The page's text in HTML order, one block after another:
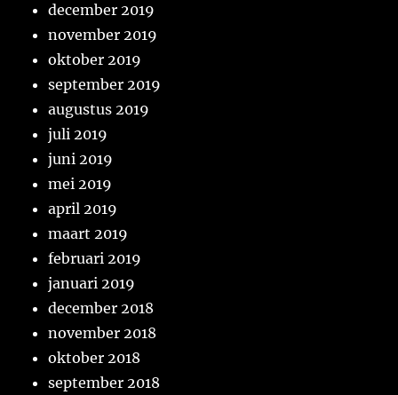
december 2019
november 2019
oktober 2019
september 2019
augustus 2019
juli 2019
juni 2019
mei 2019
april 2019
maart 2019
februari 2019
januari 2019
december 2018
november 2018
oktober 2018
september 2018